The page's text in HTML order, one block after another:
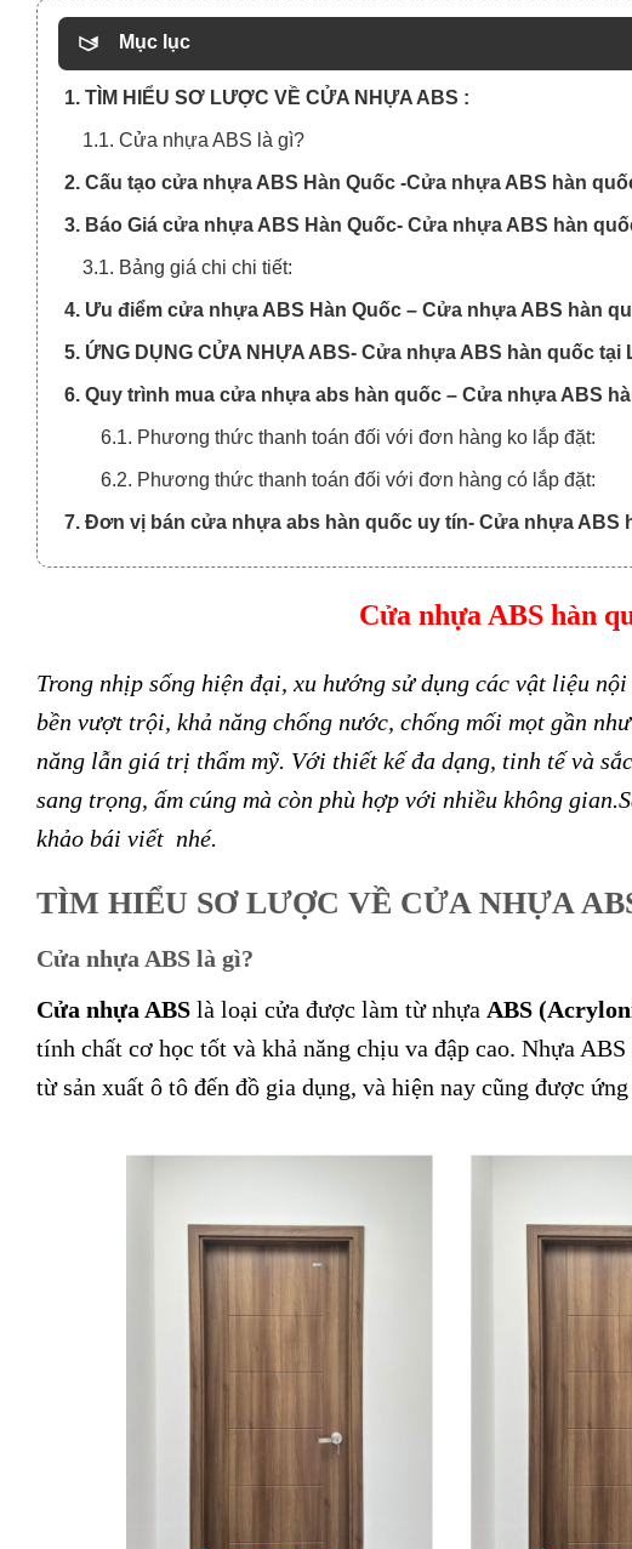
Mục lục
1. TÌM HIỂU SƠ LƯỢC VỀ CỬA NHỰA ABS :
1.1. Cửa nhựa ABS là gì?
2. Cấu tạo cửa nhựa ABS Hàn Quốc -Cửa nhựa ABS hàn
3. Báo Giá cửa nhựa ABS Hàn Quốc- Cửa nhựa ABS hàn
3.1. Bảng giá chi chi tiết:
4. Ưu điểm cửa nhựa ABS Hàn Quốc – Cửa nhựa ABS hàn
5. ỨNG DỤNG CỬA NHỰA ABS- Cửa nhựa ABS hàn quốc tại
6. Quy trình mua cửa nhựa abs hàn quốc – Cửa nhựa ABS
6.1. Phương thức thanh toán đối với đơn hàng ko lắp đặt:
6.2. Phương thức thanh toán đối với đơn hàng có lắp đặt:
7. Đơn vị bán cửa nhựa abs hàn quốc uy tín- Cửa nhựa ABS
Cửa nhựa ABS hàn
Trong nhịp sống hiện đại, xu hướng sử dụng các vật liệu
bền vượt trội, khả năng chống nước, chống mối mọt gần
năng lẫn giá trị thẩm mỹ. Với thiết kế đa dạng, tinh tế và
sang trọng, ấm cúng mà còn phù hợp với nhiều không
khảo bái viết nhé.
TÌM HIỂU SƠ LƯỢC VỀ CỬA NHỰA
Cửa nhựa ABS là gì?
Cửa nhựa ABS là loại cửa được làm từ nhựa ABS
tính chất cơ học tốt và khả năng chịu va đập cao. Nhựa
từ sản xuất ô tô đến đồ gia dụng, và hiện nay cũng được